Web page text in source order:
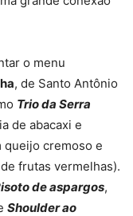
o menu
, de Santo Antônio
Trio da Serra
de abacaxi e
queijo cremoso e
frutas vermelhas).
de aspargos,
Shoulder ao